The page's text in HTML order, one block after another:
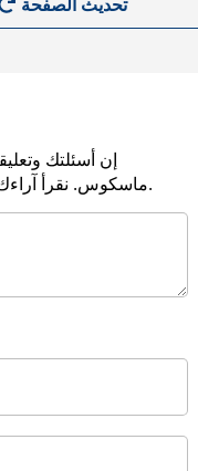
إن أسئلتك
ماسكوس. نقرأ آراءك، ونرد عليها، بناء على طلبكم في أسرع وقت ممكن.